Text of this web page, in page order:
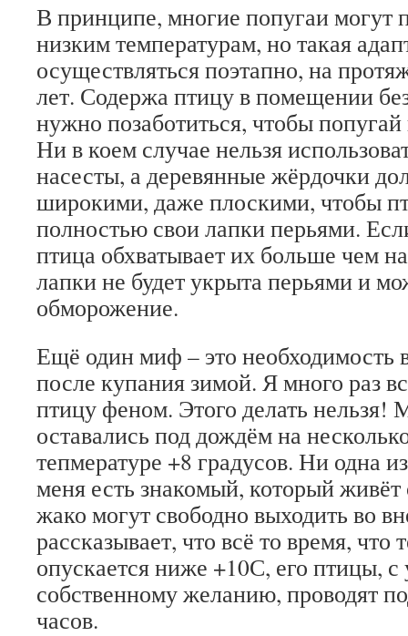
В принципе, многие попугаи могут
низким температурам, но такая
осуществляться поэтапно, на
лет. Содержа птицу в помещении
нужно позаботиться, чтобы
Ни в коем случае нельзя
насесты, а деревянные жёрдочки
широкими, даже плоскими, чтобы
полностью свои лапки перьями.
птица обхватывает их больше чем
лапки не будет укрыта перьями и
обморожение.
Ещё один миф – это необходимость
после купания зимой. Я много раз
птицу феном. Этого делать нельзя!
оставались под дождём на
тепмературе +8 градусов. Ни одна
меня есть знакомый, который
жако могут свободно выходить во
рассказывает, что всё то время, что
опускается ниже +10С, его птицы, с
собственному желанию, проводят
часов.